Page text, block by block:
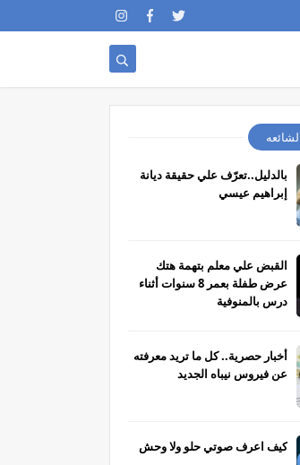
بالدليل..تعرّف علي حقيقة ديانة
إبراهيم عيسي
القبض علي معلم بتهمة هتك
عرض طفلة بعمر 8 سنوات أثناء
درس بالمنوفية
أخبار حصرية.. كل ما تريد معرفته
عن فيروس نيباه الجديد
كيف اعرف صوتي حلو ولا وحش